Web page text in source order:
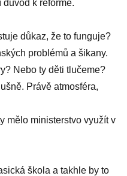
k reformě.
důkaz, že to funguje?
problémů a šikany.
Nebo ty děti tlučeme?
Právě atmosféra,
mělo ministerstvo využít v
škola a takhle by to